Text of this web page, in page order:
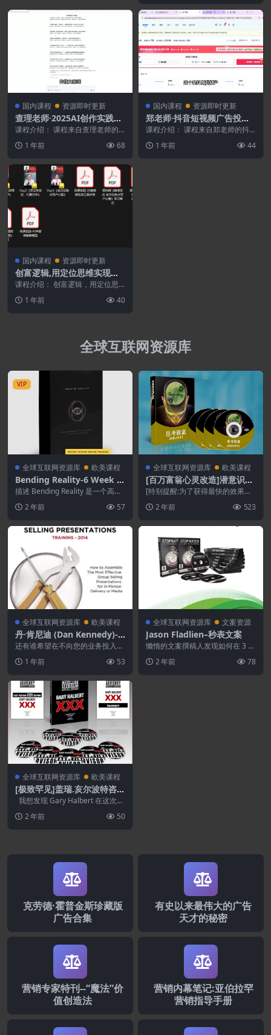
国内课程 资源即时更新
查理老师·2025AI创作实践必
修课
课程介绍： 课程来自查理老师的2
工具到实操创...
1 年前 68
国内课程 资源即时更新
郑老师·抖音短视频广告投放
获客实操营
课程介绍： 课程来自郑老师的抖
解决企业缺客难题？这...
1 年前 44
国内课程 资源即时更新
创富逻辑,用定位思维实现财
富目标
课程介绍： 创富逻辑，用定位思
标，先搞懂定位。课程从...
1 年前 40
全球互联网资源库
VIP
全球互联网资源库 欧美课程
Bending Reality-6 Week Q
uantum Manifesting Expe
rience
描述 Bending Reality 是一个高接
力...2 年前 57
全球互联网资源库 欧美课程
[百万富翁心灵改造]潜意识音
乐(英文版)
[特别提醒:为了获得最快的效果，
循环播放，如第1天...
2 年前 523
全球互联网资源库 欧美课程
丹·肯尼迪 (Dan Kennedy)-C
raftsmanship of One To M
any Selling
还有谁希望在不向您的业务投入一
提高您的底线？ 我想...
1 年前 53
全球互联网资源库 文案资源
Jason Fladlien–秒表文案
懒惰的文案撰稿人发现如何在 3 小
率高达 13...
2 年前 78
全球互联网资源库 欧美课程
[极致罕见]盖瑞.亥尔波特咨询
录音！
我想发现 Gary Halbert 在这次私
2 年前 50
克劳德·霍普金斯珍藏版
广告合集
有史以来最伟大的广告
天才的秘密
营销专家特刊--“魔法”价
值创造法
营销内幕笔记:亚伯拉罕
营销指导手册